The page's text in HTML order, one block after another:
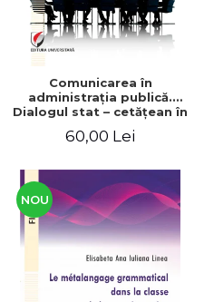
Comunicarea în
administraţia publică.
Dialogul stat – cetăţean în
european / Communication
The state-citizen dialogue
in national and European
context
60,00 Lei
NOU